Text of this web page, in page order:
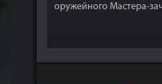
оружейного Мастера-